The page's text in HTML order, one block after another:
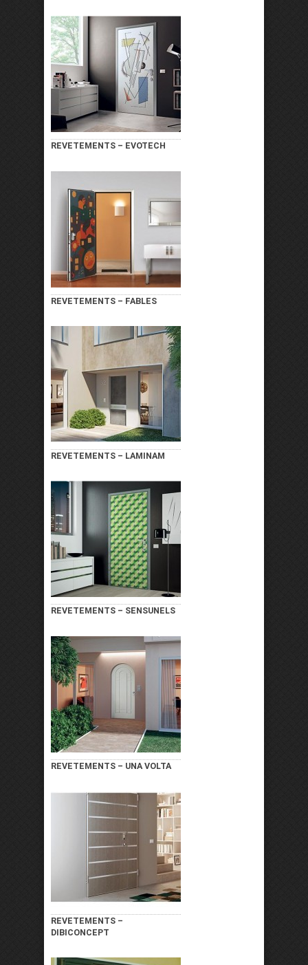
REVETEMENTS – EVOTECH
REVETEMENTS – FABLES
REVETEMENTS – LAMINAM
REVETEMENTS – SENSUNELS
REVETEMENTS – UNA VOLTA
REVETEMENTS –
DIBICONCEPT